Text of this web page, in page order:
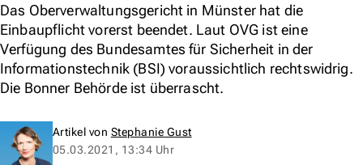
Das Oberverwaltungsgericht in Münster hat die
Einbaupflicht vorerst beendet. Laut OVG ist eine
Verfügung des Bundesamtes für Sicherheit in der
Informationstechnik (BSI) voraussichtlich rechtswidrig.
Die Bonner Behörde ist überrascht.
Artikel von Stephanie Gust
05.03.2021, 13:34 Uhr